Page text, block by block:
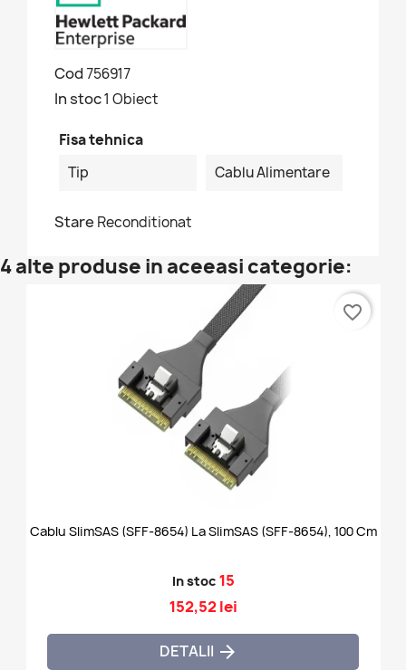
Cod 756917
In stoc1 Obiect
Fisa tehnica
Tip
Cablu Alimentare
Stare Reconditionat
4 alte produse in aceeasi categorie:
Cablu SlimSAS (SFF-8654) La SlimSAS (SFF-8654), 100 Cm
In stoc 15
152,52 lei
DETALII 
favorite_border